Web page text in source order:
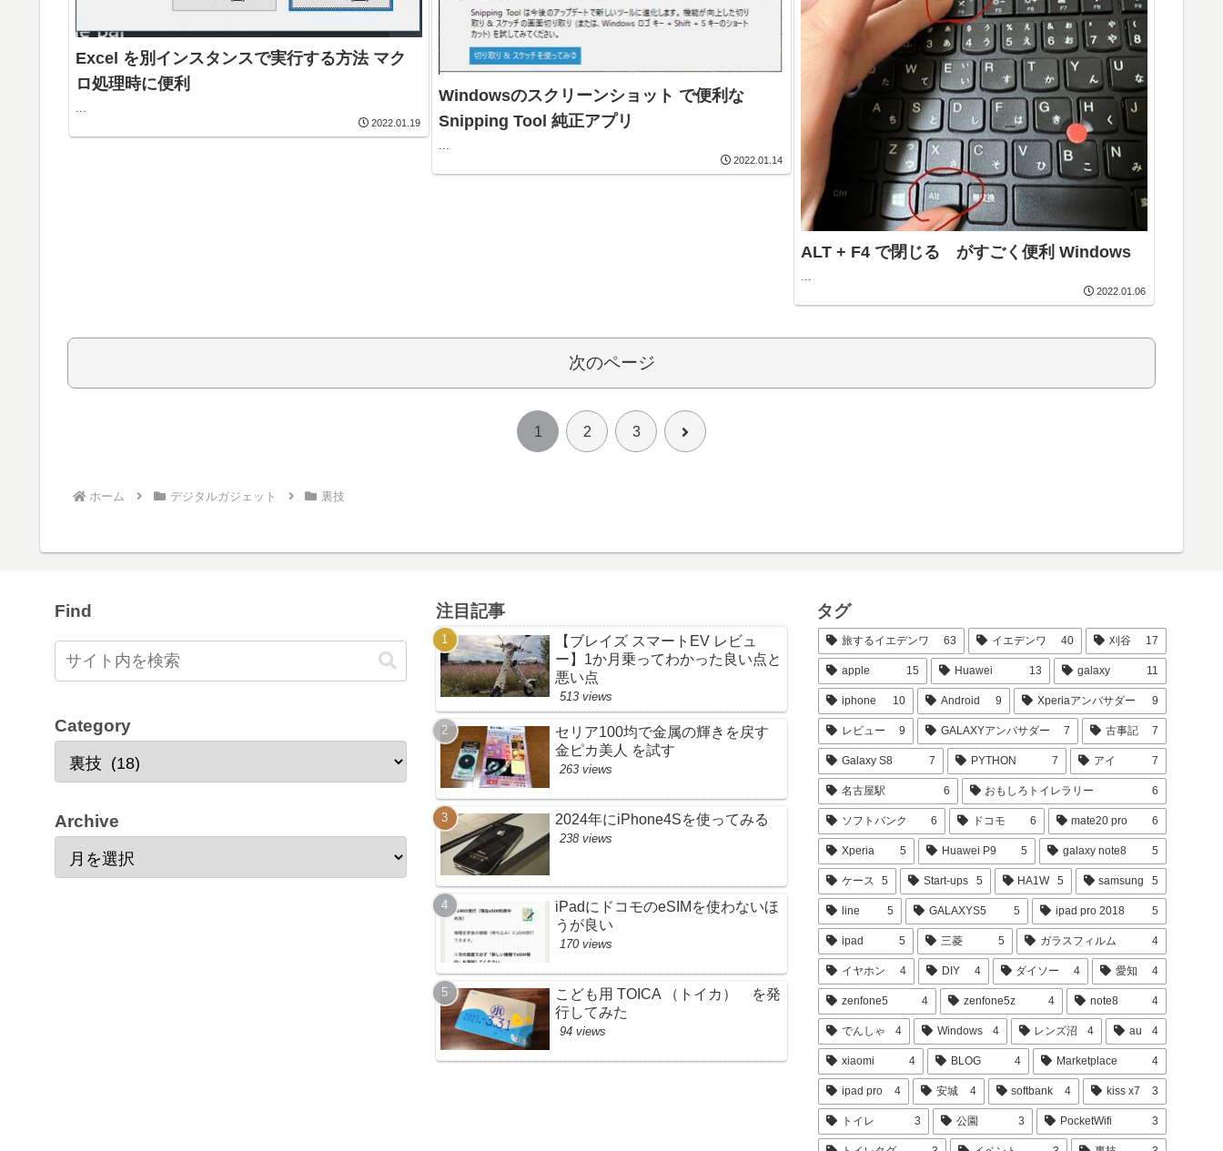
Excel を別インスタンスで実行する方法 マク
ロ処理時に便利
2022.01.19
Windowsのスクリーンショット で便利な
Snipping Tool 純正アプリ
2022.01.14
ALT + F4 で閉じる がすごく便利 Windows
...
2022.01.06
次のページ
1 2 3 次
ホーム デジタルガジェット 裏技
Find
Category
Archive
注目記事
【ブレイズ スマートEV レビュ
ー】1か月乗ってわかった良い点と
悪い点
513 views
セリア100均で金属の輝きを戻す
金ピカ美人 を試す
263 views
2024年にiPhone4Sを使ってみる
238 views
iPadにドコモのeSIMを使わないほ
うが良い
170 views
こども用 TOICA （トイカ） を発
行してみた
94 views
タグ
旅するイエデンワ 63 イエデンワ 40 刈谷 17
apple 15 Huawei 13 galaxy 11
iphone 10 Android 9 Xperiaアンバサダー 9
レビュー 9 GALAXYアンバサダー 7 古事記 7
Galaxy S8 7 PYTHON 7 アイ 7
名古屋駅 6 おもしろトイレラリー 6
ソフトバンク 6 ドコモ 6 mate20 pro 6
Xperia 5 Huawei P9 5 galaxy note8 5
ケース 5 Start-ups 5 HA1W 5 samsung 5
line 5 GALAXYS5 5 ipad pro 2018 5
ipad 5 三菱 5 ガラスフィルム 4
イヤホン 4 DIY 4 ダイソー 4 愛知 4
zenfone5 4 zenfone5z 4 note8 4
でんしゃ 4 Windows 4 レンズ沼 4 au 4
xiaomi 4 BLOG 4 Marketplace 4
ipad pro 4 安城 4 softbank 4 kiss x7 3
トイレ 3 公園 3 PocketWifi 3